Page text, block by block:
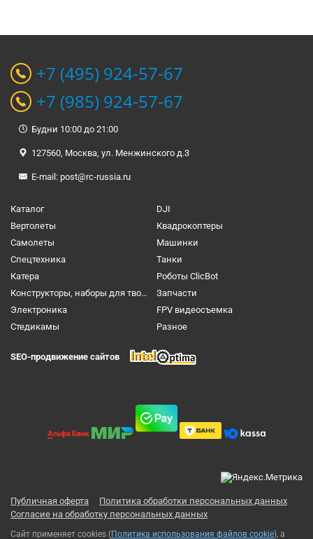
+7 (495) 924-57-67
+7 (985) 924-57-67
Будни 10:00 до 21:00
127560, Москва, ул. Менжинского д.3
E-mail: post@rc-russia.ru
Каталог
DJI
Вертолеты
Квадрокоптеры
Самолеты
Машинки
Спецтехника
Танки
Катера
Роботы ClicBot
Конструкторы, наборы для творчества и настольные игры
Запчасти
Электроника
FPV видеосъемка
Cтедикамы
Разное
SEO-продвижение сайтов
Публичная оферта
Политика обработки персональных данных
Согласие на обработку персональных данных
Сайт применяет cookies (Политика использования файлов cookie), а